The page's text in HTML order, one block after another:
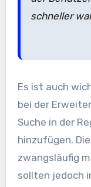
schneller
Es ist auch
bei der
Suche in der
hinzufügen.
zwangsläufig
sollten jedoch